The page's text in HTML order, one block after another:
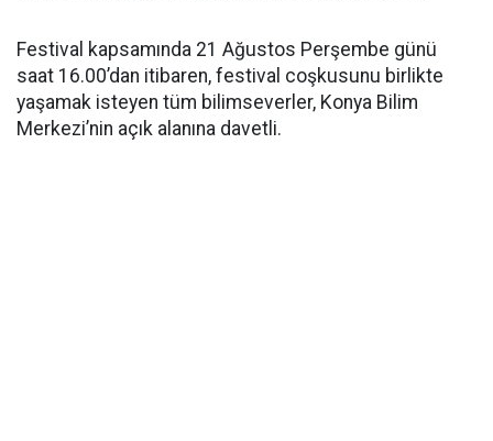
Festival kapsamında 21 Ağustos Perşembe günü
saat 16.00’dan itibaren, festival coşkusunu birlikte
yaşamak isteyen tüm bilimseverler, Konya Bilim
Merkezi’nin açık alanına davetli.